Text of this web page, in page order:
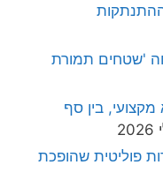
'שטחים תמורת
בין סף
פוליטית שהופכת